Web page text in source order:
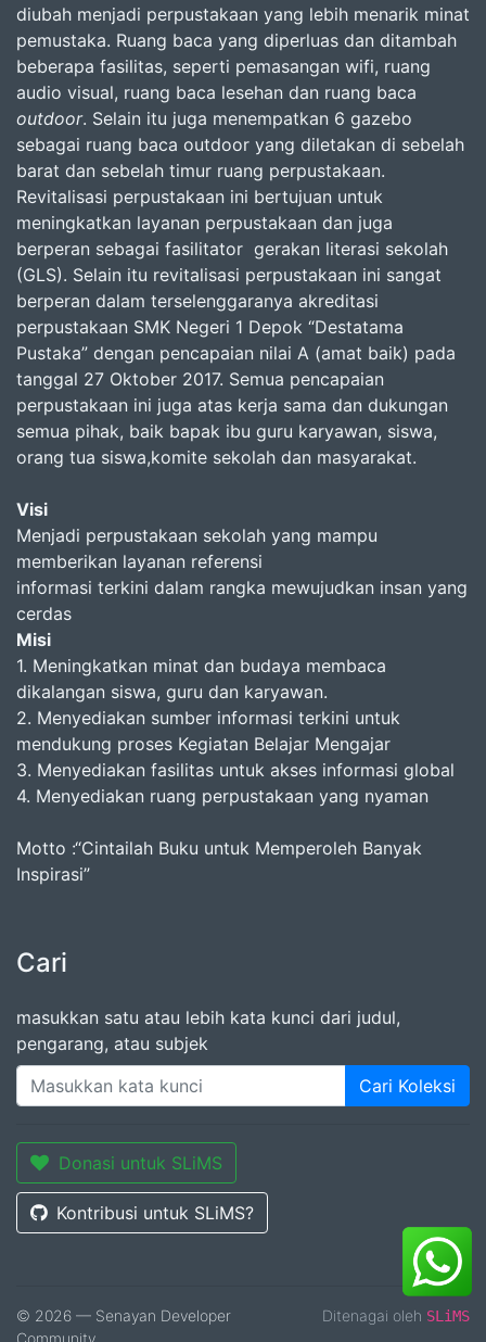
diubah menjadi perpustakaan yang lebih menarik minat
pemustaka. Ruang baca yang diperluas dan ditambah
beberapa fasilitas, seperti pemasangan wifi, ruang
audio visual, ruang baca lesehan dan ruang baca
outdoor. Selain itu juga menempatkan 6 gazebo
sebagai ruang baca outdoor yang diletakan di sebelah
barat dan sebelah timur ruang perpustakaan.
Revitalisasi perpustakaan ini bertujuan untuk
meningkatkan layanan perpustakaan dan juga
berperan sebagai fasilitator gerakan literasi sekolah
(GLS). Selain itu revitalisasi perpustakaan ini sangat
berperan dalam terselenggaranya akreditasi
perpustakaan SMK Negeri 1 Depok “Destatama
Pustaka” dengan pencapaian nilai A (amat baik) pada
tanggal 27 Oktober 2017. Semua pencapaian
perpustakaan ini juga atas kerja sama dan dukungan
semua pihak, baik bapak ibu guru karyawan, siswa,
orang tua siswa,komite sekolah dan masyarakat.
Visi
Menjadi perpustakaan sekolah yang mampu
memberikan layanan referensi
informasi terkini dalam rangka mewujudkan insan yang
cerdas
Misi
1. Meningkatkan minat dan budaya membaca
dikalangan siswa, guru dan karyawan.
2. Menyediakan sumber informasi terkini untuk
mendukung proses Kegiatan Belajar Mengajar
3. Menyediakan fasilitas untuk akses informasi global
4. Menyediakan ruang perpustakaan yang nyaman
Motto :“Cintailah Buku untuk Memperoleh Banyak
Inspirasi”
Cari
masukkan satu atau lebih kata kunci dari judul,
pengarang, atau subjek
Cari Koleksi
Donasi untuk SLiMS
Kontribusi untuk SLiMS?
© 2026 — Senayan Developer
Community
Ditenagai oleh SLiMS